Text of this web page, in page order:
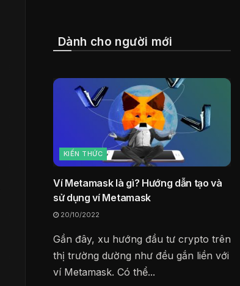
Dành cho người mới
KIẾN THỨC
Ví Metamask là gì? Hướng dẫn tạo và
sử dụng ví Metamask
20/10/2022
Gần đây, xu hướng đầu tư crypto trên
thị trường dường như đều gắn liền với
ví Metamask. Có thể...